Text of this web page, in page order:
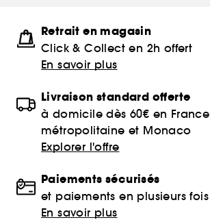
Retrait en magasin
Click & Collect en 2h offert
En savoir plus
Livraison standard offerte
à domicile dès 60€ en France
métropolitaine et Monaco
Explorer l'offre
Paiements sécurisés
et paiements en plusieurs fois
En savoir plus